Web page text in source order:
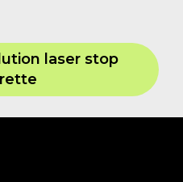
laser stop